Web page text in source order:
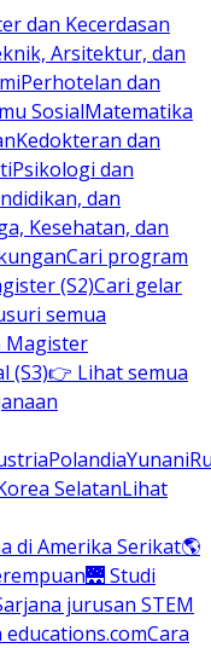
dan Kecerdasan
Arsitektur, dan
Perhotelan dan
SosialMatematika
Kedokteran dan
Psikologi dan
dan
Kesehatan, dan
Cari program
(S2)Cari gelar
semua
Magister
(S3)👉 Lihat semua
PolandiaYunani
SelatanLihat
di Amerika Serikat🌎
🌉 Studi
jurusan STEM
Cara